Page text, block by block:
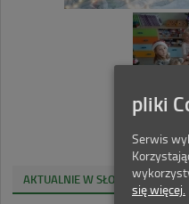
AKTUALNIE W SŁONECZNEJ
pliki
Serwis
się więcej.